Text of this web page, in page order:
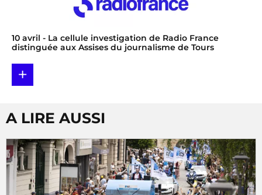
10 avril - La cellule investigation de Radio France
distinguée aux Assises du journalisme de Tours
+
A LIRE AUSSI